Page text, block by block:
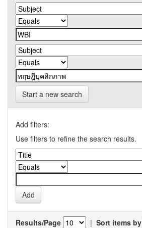
Start a new search
Add filters:
Use filters to refine the search results.
Results/Page | Sort items by